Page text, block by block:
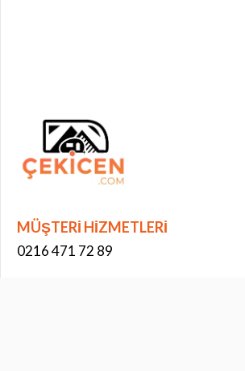
MÜŞTERİ HİZMETLERİ
0216 471 72 89
Çerez Kullanımı
Bu web sitesinde çerezler kullanılmaktadır. Site
fazla bilgi